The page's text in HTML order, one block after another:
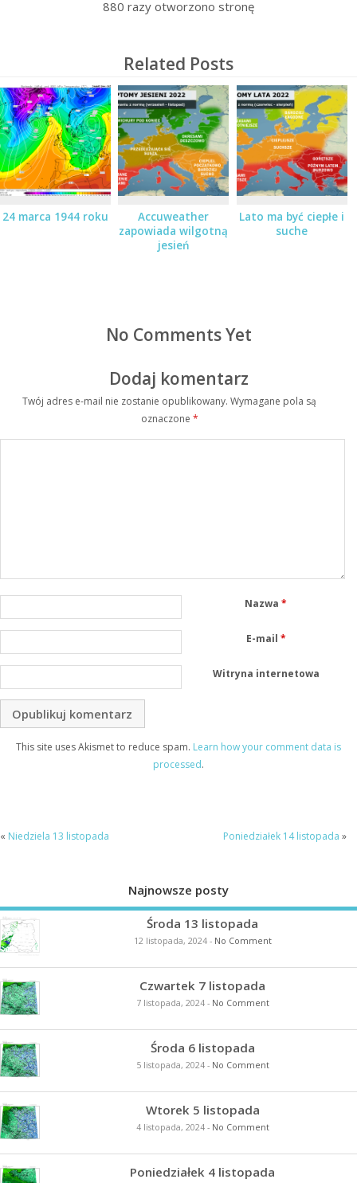
880 razy otworzono stronę
Related Posts
24 marca 1944 roku
Accuweather
zapowiada wilgotną
jesień
Lato ma być ciepłe i
suche
No Comments Yet
Dodaj komentarz
Twój adres e-mail nie zostanie opublikowany. Wymagane pola są
oznaczone *
Nazwa*
E-mail *
Witryna internetowa
This site uses Akismet to reduce spam. Learn how your comment data is
processed.
« Niedziela 13 listopada Poniedziałek 14 listopada »
Najnowsze posty
Środa 13 listopada
12 listopada, 2024- No Comment
Czwartek 7 listopada
7 listopada, 2024- No Comment
Środa 6 listopada
5 listopada, 2024- No Comment
Wtorek 5 listopada
4 listopada, 2024- No Comment
Poniedziałek 4 listopada